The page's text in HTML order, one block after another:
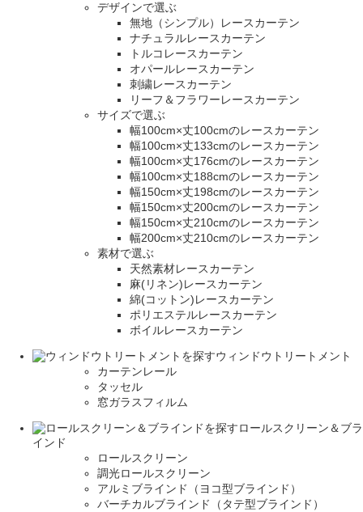
デザインで選ぶ
無地（シンプル）レースカーテン
ナチュラルレースカーテン
トルコレースカーテン
オパールレースカーテン
刺繍レースカーテン
リーフ＆フラワーレースカーテン
サイズで選ぶ
幅100cm×丈100cmのレースカーテン
幅100cm×丈133cmのレースカーテン
幅100cm×丈176cmのレースカーテン
幅100cm×丈188cmのレースカーテン
幅150cm×丈198cmのレースカーテン
幅150cm×丈200cmのレースカーテン
幅150cm×丈210cmのレースカーテン
幅200cm×丈210cmのレースカーテン
素材で選ぶ
天然素材レースカーテン
麻(リネン)レースカーテン
綿(コットン)レースカーテン
ポリエステルレースカーテン
ボイルレースカーテン
ウィンドウトリートメント
カーテンレール
タッセル
窓ガラスフィルム
ロールスクリーン＆ブラ
インド
ロールスクリーン
調光ロールスクリーン
アルミブラインド（ヨコ型ブラインド）
バーチカルブラインド（タテ型ブラインド）